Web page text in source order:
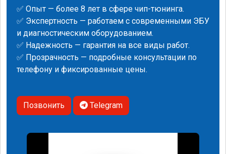
✅ Опыт — более 8 лет в сфере чип-тюнинга.
✅ Экспертность — работаем с современными ЭБУ
и диагностическим оборудованием.
✅ Надежность — гарантия на все виды работ.
✅ Прозрачность — подробные консультации по
телефону и фиксированные цены.
Позвонить Telegram